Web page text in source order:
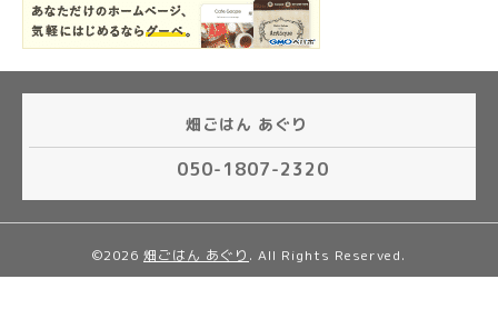
畑ごはん あぐり
050-1807-2320
©2026 畑ごはん あぐり . All Rights Reserved.